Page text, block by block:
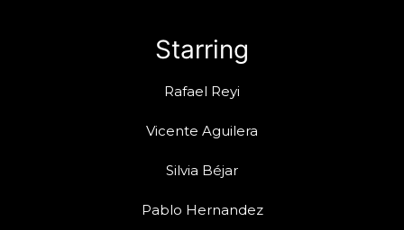
Starring
Rafael Reyi
Vicente Aguilera
Silvia Béjar
Pablo Hernandez